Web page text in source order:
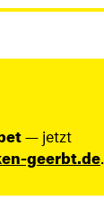
— jetzt
geerbt.de